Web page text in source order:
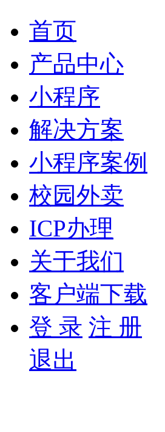
首页
产品中心
小程序
解决方案
小程序案例
校园外卖
ICP办理
关于我们
客户端下载
登 录 注 册
退出